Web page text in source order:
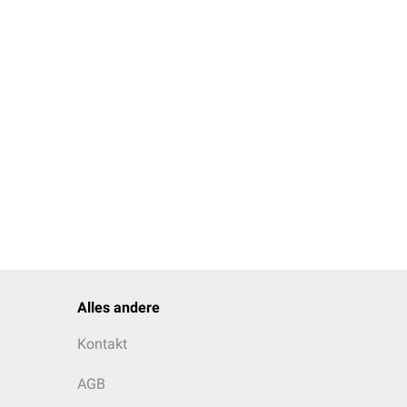
Alles andere
Kontakt
AGB